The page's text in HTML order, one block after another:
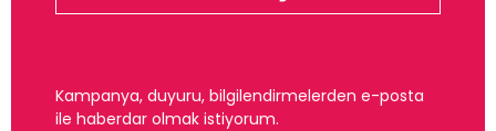
Kampanya, duyuru, bilgilendirmelerden e-posta
ile haberdar olmak istiyorum.